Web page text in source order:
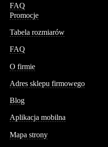
FAQ
Promocje
Tabela rozmiarów
FAQ
O firmie
Adres sklepu firmowego
Blog
Aplikacja mobilna
Mapa strony